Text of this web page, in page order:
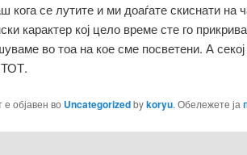
кога се лутите и ми доаѓате скиснати
карактер кој цело време сте го
во тоа на кое сме посветени. А
е објавен во Uncategorizedbykoryu. Обележете ја